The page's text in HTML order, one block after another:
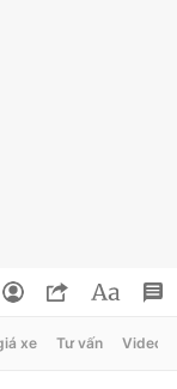
xe Tư vấn Video